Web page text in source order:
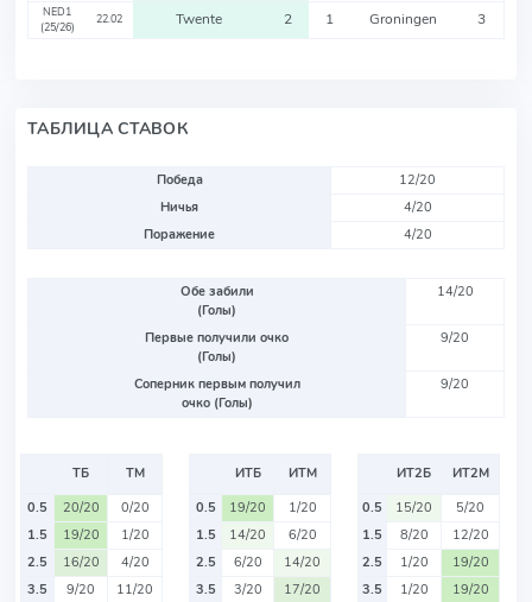
NED1
(25/26)
22.02 Twente 2 1 Groningen 3
ТАБЛИЦА СТАВОК
Победа
12/20
Ничья
4/20
Поражение
4/20
Обе забили
(Голы)
14/20
Первые получили очко
(Голы)
9/20
Соперник первым получил
очко (Голы)
9/20
ТБ
ТМ
0.5
20/20
0/20
1.5
19/20
1/20
2.5
16/20
4/20
3.5
9/20
11/20
ИТБ
ИТМ
0.5
19/20
1/20
1.5
14/20
6/20
2.5
6/20
14/20
3.5
3/20
17/20
ИТ2Б
ИТ2М
0.5
15/20
5/20
1.5
8/20
12/20
2.5
1/20
19/20
3.5
1/20
19/20